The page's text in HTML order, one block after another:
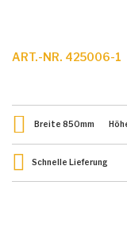
ART.-NR. 425006-1
Breite 850mm
Schnelle Lieferung